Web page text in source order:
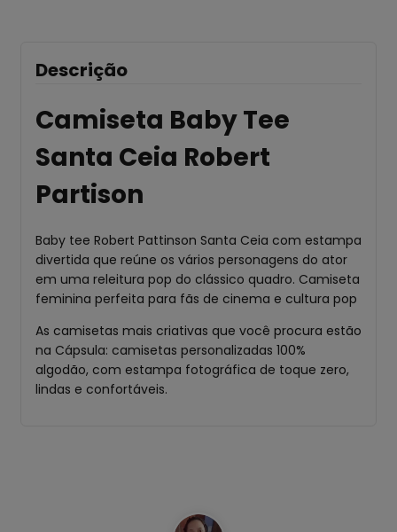
Descrição
Camiseta Baby Tee
Santa Ceia Robert
Partison
Baby tee Robert Pattinson Santa Ceia com estampa
divertida que reúne os vários personagens do ator
em uma releitura pop do clássico quadro. Camiseta
feminina perfeita para fãs de cinema e cultura pop
As camisetas mais criativas que você procura estão
na Cápsula: camisetas personalizadas 100%
algodão, com estampa fotográfica de toque zero,
lindas e confortáveis.